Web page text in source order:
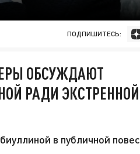
ПОДПИШИТЕСЬ:
ОБСУЖДАЮТ
РАДИ ЭКСТРЕННОЙ
в публичной